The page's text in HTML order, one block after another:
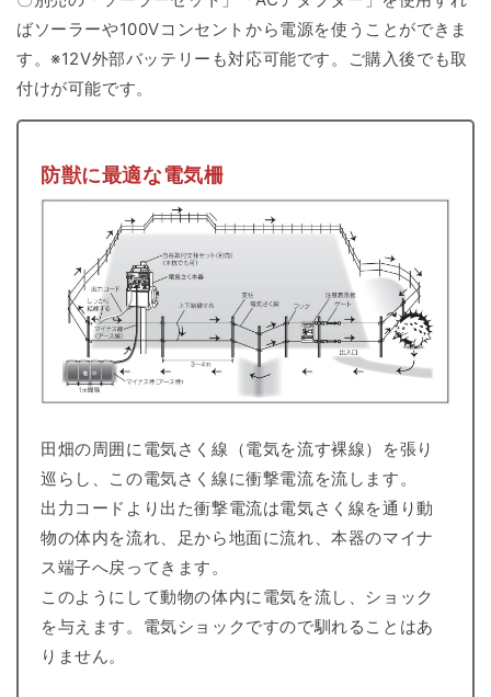
ばソーラーや100Vコンセントから電源を使うことができま
す。 ※12V外部バッテリーも対応可能です。
ご購入後でも取
付けが可能です。
防獣に最適な電気柵
田畑の周囲に電気さく線（電気を流す裸線）を張り
巡らし、この電気さく線に衝撃電流を流します。
出力コードより出た衝撃電流は電気さく線を通り動
物の体内を流れ、足から地面に流れ、本器のマイナ
ス端子へ戻ってきます。
このようにして動物の体内に電気を流し、ショック
を与えます。電気ショックですので馴れることはあ
りません。